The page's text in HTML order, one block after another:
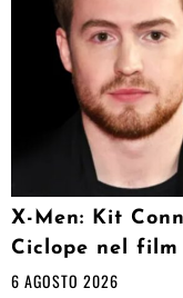
X-Men: Kit
Ciclope nel
6 AGOSTO 2026